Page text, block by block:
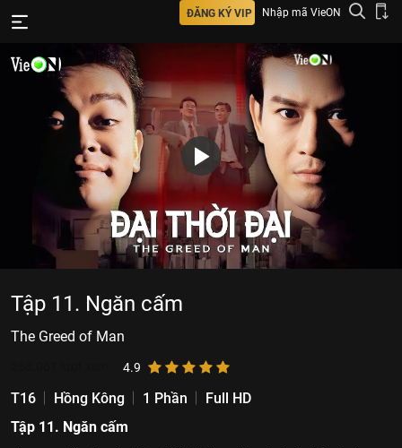
ĐĂNG KÝ VIP Nhập mã VieON
Tập 11. Ngăn cấm
The Greed of Man
4.9
T16 Hồng Kông 1 Phần
Full HD
Tập 11. Ngăn cấm